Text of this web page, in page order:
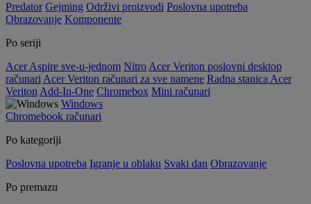
Predator Gejming Održivi proizvodi Poslovna upotreba
Obrazovanje Komponente
Po seriji
Acer Aspire sve-u-jednom Nitro Acer Veriton poslovni desktop
računari Acer Veriton računari za sve namene Radna stanica Acer
Veriton Add-In-One Chromebox Mini računari
Windows
Chromebook računari
Po kategoriji
Poslovna upotreba Igranje u oblaku Svaki dan Obrazovanje
Po premazu